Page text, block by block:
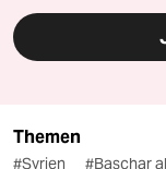
Themen
#Syrien #Baschar